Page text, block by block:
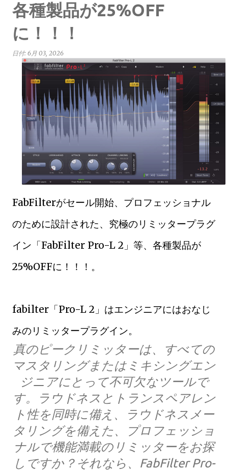
各種製品が25%OFF
に！！！
日付: 6月 03, 2026
FabFilterがセール開始、プロフェッショナル
のために設計された、究極のリミッタープラグ
イン「FabFilter Pro-L 2」等、各種製品が
25%OFFに！！！。
fabilter「Pro-L 2」はエンジニアにはおなじ
みのリミッタープラグイン。
真のピークリミッターは、すべての
マスタリングまたはミキシングエン
ジニアにとって不可欠なツールで
す。ラウドネスとトランスペアレン
ト性を同時に備え、ラウドネスメー
タリングを備えた、プロフェッショ
ナルで機能満載のリミッターをお探
しですか？それなら、FabFilter Pro-